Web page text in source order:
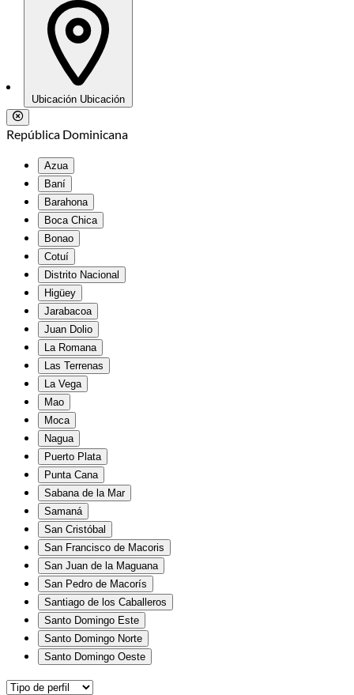
Ubicación Ubicación
República Dominicana
Azua
Baní
Barahona
Boca Chica
Bonao
Cotuí
Distrito Nacional
Higüey
Jarabacoa
Juan Dolio
La Romana
Las Terrenas
La Vega
Mao
Moca
Nagua
Puerto Plata
Punta Cana
Sabana de la Mar
Samaná
San Cristóbal
San Francisco de Macoris
San Juan de la Maguana
San Pedro de Macorís
Santiago de los Caballeros
Santo Domingo Este
Santo Domingo Norte
Santo Domingo Oeste